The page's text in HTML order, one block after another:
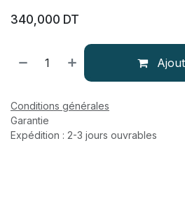
340,000 DT
Conditions générales
Garantie
Expédition : 2-3 jours ouvrables